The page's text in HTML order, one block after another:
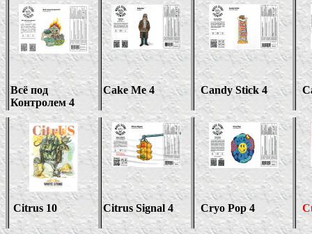
Всё под
Контролем 4
Cake Me 4 Candy Stick 4
Citrus 10 Citrus Signal 4 Cryo Pop 4